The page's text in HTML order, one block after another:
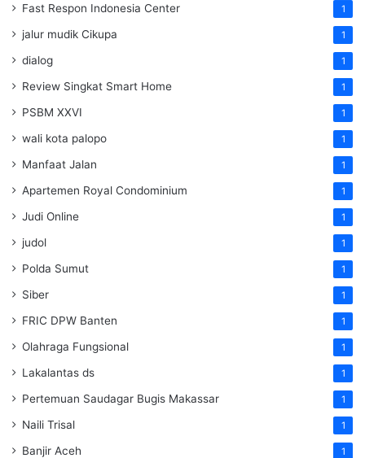
Fast Respon Indonesia Center 1
jalur mudik Cikupa 1
dialog 1
Review Singkat Smart Home 1
PSBM XXVI 1
wali kota palopo 1
Manfaat Jalan 1
Apartemen Royal Condominium 1
Judi Online 1
judol 1
Polda Sumut 1
Siber 1
FRIC DPW Banten 1
Olahraga Fungsional 1
Lakalantas ds 1
Pertemuan Saudagar Bugis Makassar 1
Naili Trisal 1
Banjir Aceh 1